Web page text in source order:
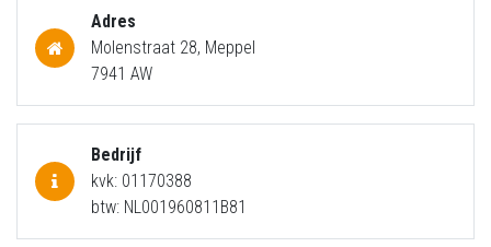
Adres
Molenstraat 28, Meppel
7941 AW
Bedrijf
kvk: 01170388
btw: NL001960811B81